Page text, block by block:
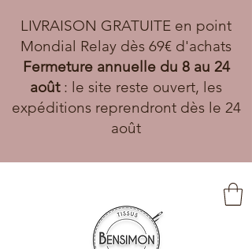
LIVRAISON GRATUITE en point
Mondial Relay dès 69€ d'achats
Fermeture annuelle du 8 au 24
août: le site reste ouvert, les
expéditions reprendront dès le 24
août